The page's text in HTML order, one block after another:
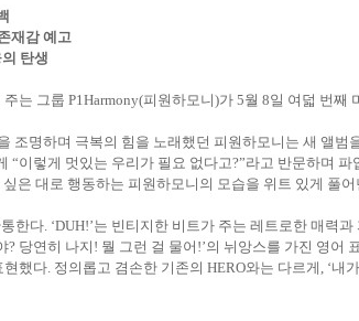
재감 예고
탄생
는 그룹 P1Harmony(피원하모니)가 5월 8일 여덟 번째
조명하며 극복의 힘을 노래했던 피원하모니는 새 앨범
“이렇게 멋있는 우리가 필요 없다고?”라고 반문하며 파
은 대로 행동하는 피원하모니의 모습을 위트 있게 풀
한다. ‘DUH!’는 빈티지한 비트가 주는 레트로한 매력
? 당연히 나지 ! 뭘 그런 걸 물어 !’의 뉘앙스를 가진 영어
현했다. 정의롭고 겸손한 기존의 HERO와는 다르게 , ‘내